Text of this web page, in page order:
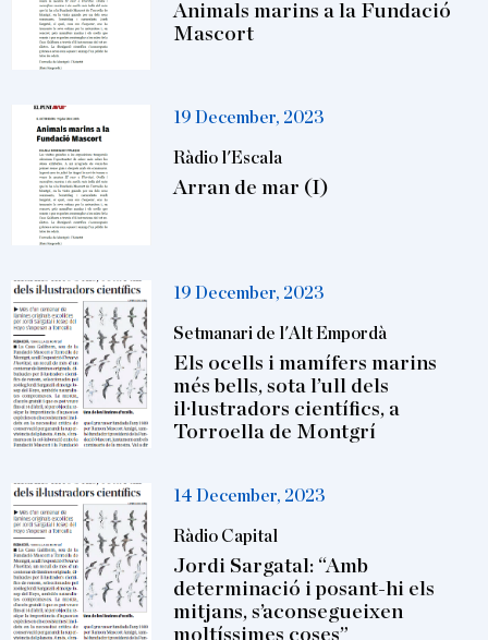
Animals marins a la Fundació
Mascort
19 December, 2023
Ràdio l'Escala
Arran de mar (I)
19 December, 2023
Setmanari de l'Alt Empordà
Els ocells i mamífers marins
més bells, sota l’ull dels
il·lustradors científics, a
Torroella de Montgrí
14 December, 2023
Ràdio Capital
Jordi Sargatal: “Amb
determinació i posant-hi els
mitjans, s’aconsegueixen
moltíssimes coses”